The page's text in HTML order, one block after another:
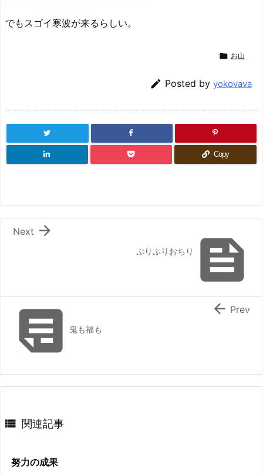
でもスゴイ寒波が来るらしい。
 お山
 Posted by yokovava
Copy

ぷりぷりおちり

Next
鬼も福も
 Prev
 関連記事
努力の成果